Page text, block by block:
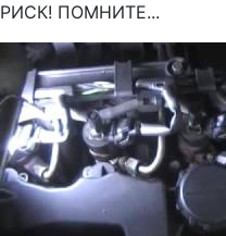
РИСК! ПОМНИТЕ...